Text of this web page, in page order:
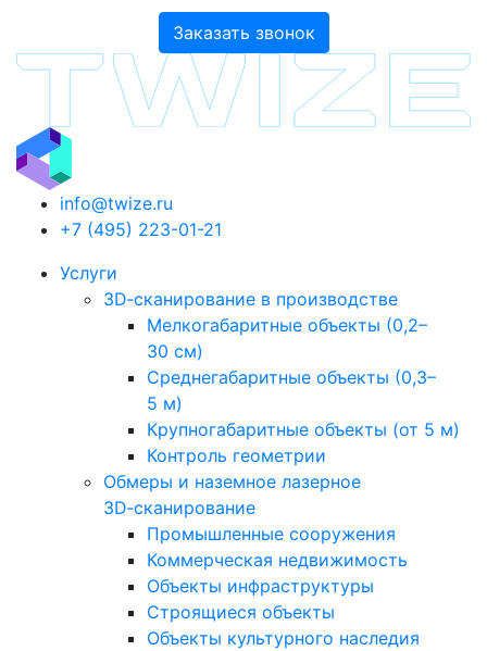
Заказать звонок
info@twize.ru
+7 (495) 223-01-21
Услуги
3D‑сканирование в производстве
Мелкогабаритные объекты (0,2–
30 см)
Среднегабаритные объекты (0,3–
5 м)
Крупногабаритные объекты (от 5 м)
Контроль геометрии
Обмеры и наземное лазерное
3D‑сканирование
Промышленные сооружения
Коммерческая недвижимость
Объекты инфраструктуры
Строящиеся объекты
Объекты культурного наследия